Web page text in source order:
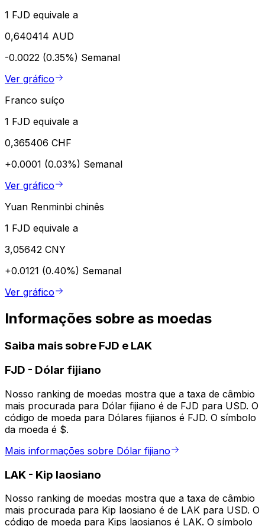
1 FJD equivale a
0,640414 AUD
-0.0022 (0.35%) Semanal
Ver gráfico
Franco suíço
1 FJD equivale a
0,365406 CHF
+0.0001 (0.03%) Semanal
Ver gráfico
Yuan Renminbi chinês
1 FJD equivale a
3,05642 CNY
+0.0121 (0.40%) Semanal
Ver gráfico
Informações sobre as moedas
Saiba mais sobre FJD e LAK
FJD - Dólar fijiano
Nosso ranking de moedas mostra que a taxa de câmbio
mais procurada para Dólar fijiano é de FJD para USD. O
código de moeda para Dólares fijianos é FJD. O símbolo
da moeda é $.
Mais informações sobre Dólar fijiano
LAK - Kip laosiano
Nosso ranking de moedas mostra que a taxa de câmbio
mais procurada para Kip laosiano é de LAK para USD. O
código de moeda para Kips laosianos é LAK. O símbolo